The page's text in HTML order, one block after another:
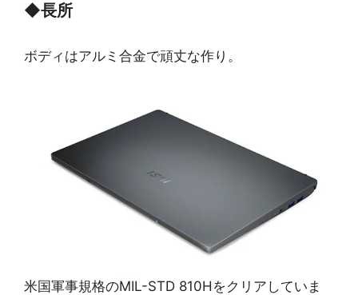
◆長所
ボディはアルミ合金で頑丈な作り。
米国軍事規格のMIL-STD 810Hをクリアしていま